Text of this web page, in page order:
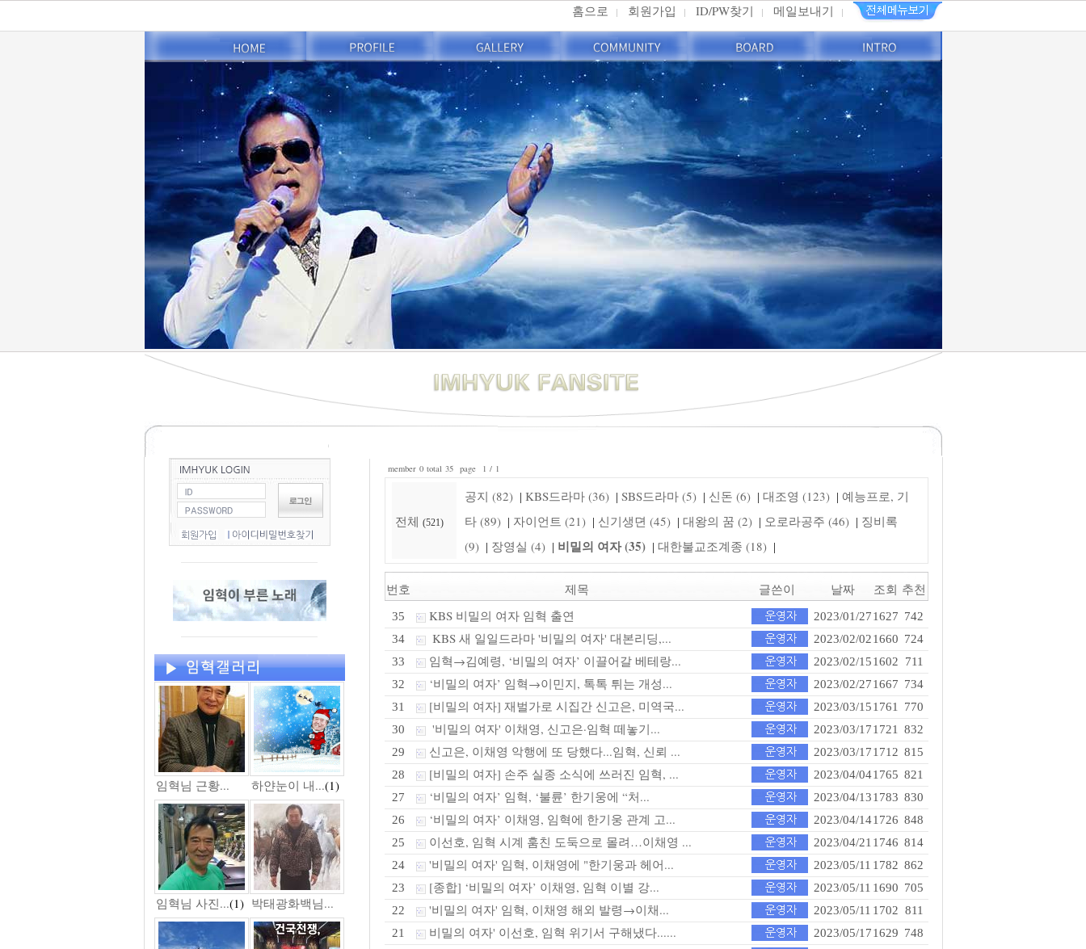
홈으로 회원가입 ID/PW찾기 메일보내기
임혁님 근황... 하얀눈이 내...(1)
임혁님 사진...(1) 박태광화백님...
member 0 total 35 page 1 / 1
전체 (521)
공지 (82) | KBS드라마 (36) | SBS드라마 (5) | 신돈 (6) | 대조영 (123) | 예능프로, 기
타 (89) | 자이언트 (21) | 신기생뎐 (45) | 대왕의 꿈 (2) | 오로라공주 (46) | 징비록
(9) | 장영실 (4) | 비밀의 여자 (35) | 대한불교조계종 (18) |
번호 제목 글쓴이 날짜 조회 추천
35 KBS 비밀의 여자 임혁 출연 2023/01/271627 742
34
KBS 새 일일드라마 '비밀의 여자' 대본리딩,... 2023/02/021660 724
33
임혁→김예령, ‘비밀의 여자’ 이끌어갈 베테랑... 2023/02/151602
711
32
‘비밀의 여자’ 임혁→이민지, 톡톡 튀는 개성... 2023/02/271667 734
31
[비밀의 여자] 재벌가로 시집간 신고은, 미역국... 2023/03/151761
770
30
'비밀의 여자' 이채영, 신고은·임혁 떼놓기... 2023/03/171721
832
29
신고은, 이채영 악행에 또 당했다...임혁, 신뢰 ... 2023/03/171712 815
28
[비밀의 여자] 손주 실종 소식에 쓰러진 임혁, ... 2023/04/041765 821
27
‘비밀의 여자’ 임혁, ‘불륜’ 한기웅에 “처... 2023/04/131783 830
26
‘비밀의 여자’ 이채영, 임혁에 한기웅 관계 고... 2023/04/141726 848
25
이선호, 임혁 시계 훔친 도둑으로 몰려…이채영 ... 2023/04/21 1746 814
24
'비밀의 여자' 임혁, 이채영에 "한기웅과 헤어... 2023/05/11 1782 862
23
[종합] ‘비밀의 여자’ 이채영, 임혁 이별 강... 2023/05/11 1690 705
22
'비밀의 여자' 임혁, 이채영 해외 발령→이채... 2023/05/11 1702 811
21
비밀의 여자' 이선호, 임혁 위기서 구해냈다...... 2023/05/171629 748